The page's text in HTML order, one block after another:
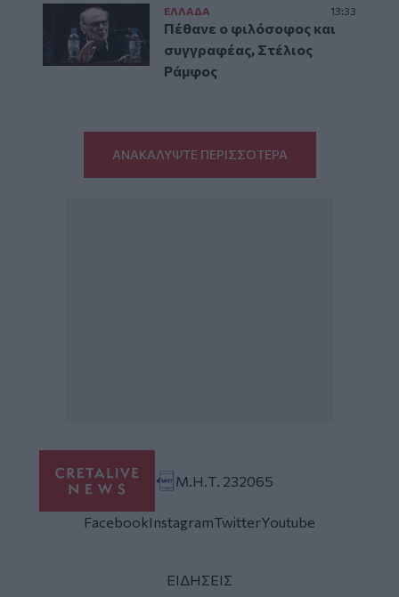
ΕΛΛAΔΑ 13:33
Πέθανε ο φιλόσοφος και
συγγραφέας, Στέλιος
Ράμφος
ΑΝΑΚΑΛΥΨΤΕ ΠΕΡΙΣΣΟΤΕΡΑ
Μ.Η.Τ. 232065
FacebookInstagramTwitterYoutube
ΕΙΔΗΣΕΙΣ